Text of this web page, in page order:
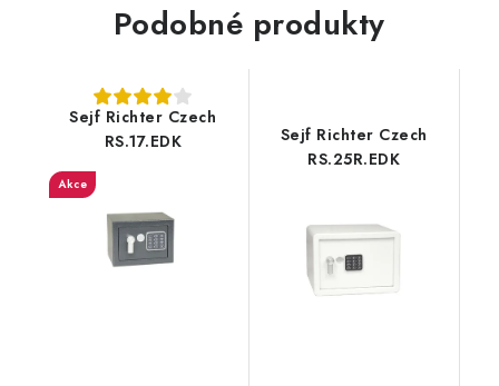
Podobné produkty
Sejf Richter Czech
RS.17.EDK
Akce
Sejf Richter Czech
RS.25R.EDK